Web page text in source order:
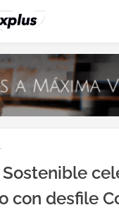
con desfile